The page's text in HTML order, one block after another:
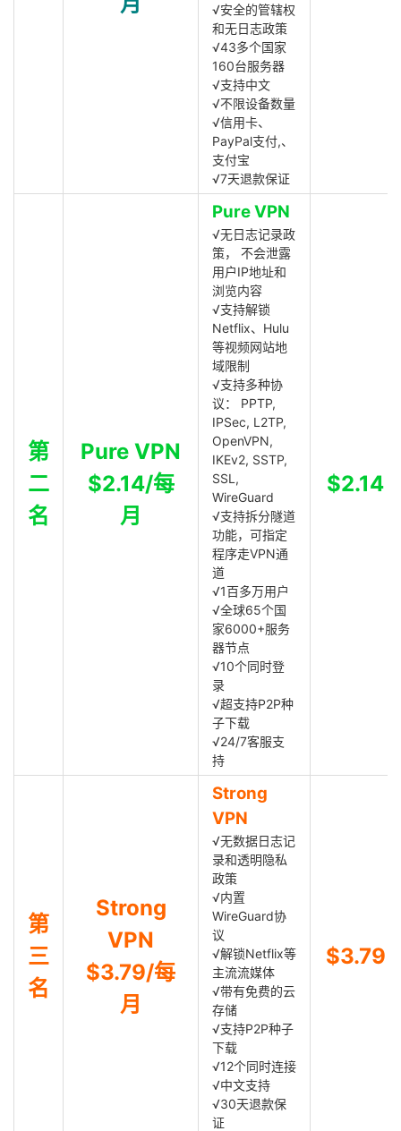
√安全的管辖权
和无日志政策
√43多个国家
160台服务器
√支持中文
√不限设备数量
√信用卡、
PayPal支付,、
支付宝
√7天退款保证
第
二
名
Pure VPN
$2.14/每
月
Pure VPN
√无日志记录政
策， 不会泄露
用户IP地址和
浏览内容
√支持解锁
Netflix、Hulu
等视频网站地
域限制
√支持多种协
议： PPTP,
IPSec, L2TP,
OpenVPN,
IKEv2, SSTP,
SSL,
WireGuard
√支持拆分隧道
功能，可指定
程序走VPN通
道
√1百多万用户
√全球65个国
家6000+服务
器节点
√10个同时登
录
√超支持P2P种
子下载
√24/7客服支
持
$2.14
第
三
名
Strong
VPN
$3.79/每
月
Strong
VPN
√无数据日志记
录和透明隐私
政策
√内置
WireGuard协
议
√解锁Netflix等
主流流媒体
√带有免费的云
存储
√支持P2P种子
下载
√12个同时连接
√中文支持
√30天退款保
证
$3.79